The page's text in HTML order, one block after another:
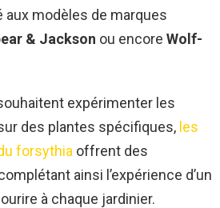
aux modèles de marques
& Jackson ou encore Wolf-
expérimenter les
des plantes spécifiques, les
forsythia offrent des
ainsi l’expérience d’un
à chaque jardinier.